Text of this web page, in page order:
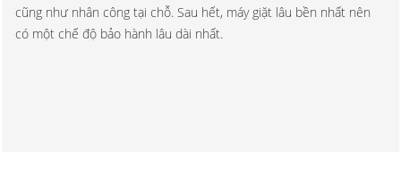
cũng như nhân công tại chỗ. Sau hết, máy giặt lâu bền nhất nên
có một chế độ bảo hành lâu dài nhất.